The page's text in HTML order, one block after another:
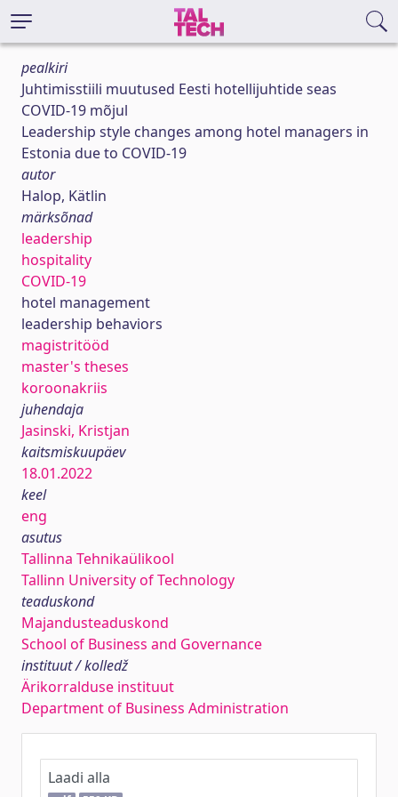
pealkiri
Juhtimisstiili muutused Eesti hotellijuhtide seas
COVID-19 mõjul
Leadership style changes among hotel managers in
Estonia due to COVID-19
autor
Halop, Kätlin
märksõnad
leadership
hospitality
COVID-19
hotel management
leadership behaviors
magistritööd
master's theses
koroonakriis
juhendaja
Jasinski, Kristjan
kaitsmiskuupäev
18.01.2022
keel
eng
asutus
Tallinna Tehnikaülikool
Tallinn University of Technology
teaduskond
Majandusteaduskond
School of Business and Governance
instituut / kolledž
Ärikorralduse instituut
Department of Business Administration
Laadi alla